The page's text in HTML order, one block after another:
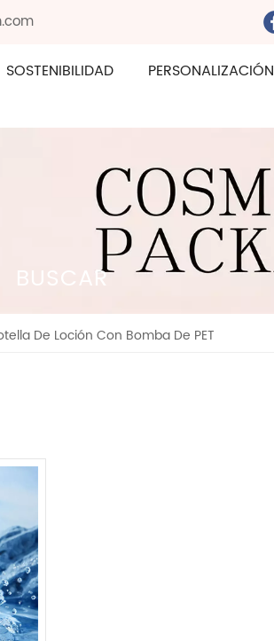
SOSTENIBILIDAD PERSONALIZACIÓN
BUSCAR
De Loción Con Bomba De PET